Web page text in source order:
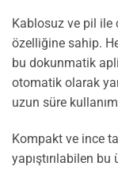
Kablosuz ve pil ile
özelliğine sahip.
bu dokunmatik
otomatik olarak
uzun süre
Kompakt ve ince
yapıştırılabilen